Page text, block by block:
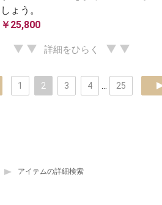
アイテムの詳細検索
しょう。
￥25,800
詳細をひらく
1 2 3 4 25